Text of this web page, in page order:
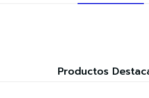
Productos